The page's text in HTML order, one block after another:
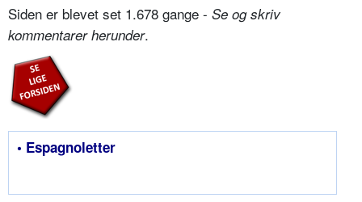
Siden er blevet set 1.678 gange - Se og skriv
kommentarer herunder.
• Espagnoletter